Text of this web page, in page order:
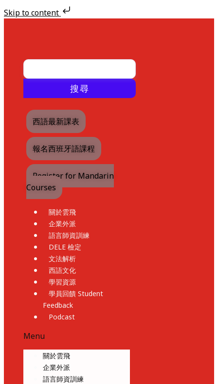
Skip to content
搜尋
西語最新課表
報名西班牙語課程
Register for Mandarin
Courses
關於雲飛
企業外派
語言師資訓練
DELE 檢定
文法解析
西語文化
學習資源
學員回饋 Student
Feedback
Podcast
Menu
關於雲飛
企業外派
語言師資訓練